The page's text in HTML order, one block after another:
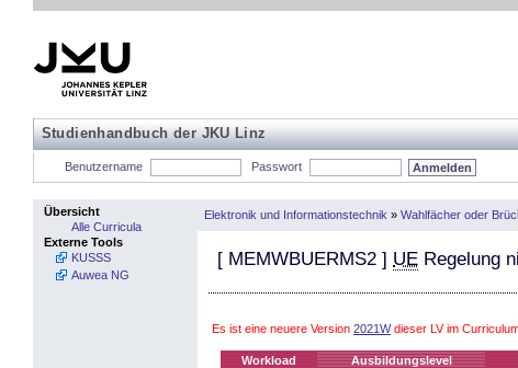
Studienhandbuch der JKU Linz
Benutzername Passwort
Übersicht
Alle Curricula
Externe Tools
KUSSS
Auwea NG
Elektronik und Informationstechnik » Wahlfächer oder
[ MEMWBUERMS2 ] UE Regelung
Es ist eine neuere Version 2021Wdieser LV im
Workload Ausbildungslevel